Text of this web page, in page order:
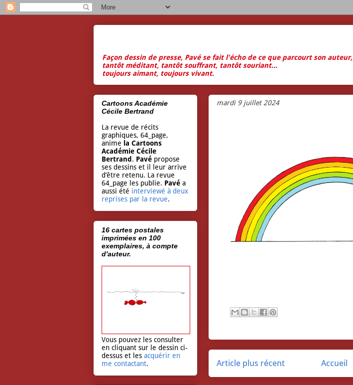
Façon dessin de presse, Pavé se fait l'écho de ce que parcourt son auteur,
tantôt méditant, tantôt souffrant, tantôt souriant...
toujours aimant, toujours vivant.
mardi 9 juillet 2024
Article plus récent Accueil
Cartoons Académie
Cécile Bertrand
La revue de récits
graphiques, 64_page,
anime la Cartoons
Académie Cécile
Bertrand . Pavé propose
ses dessins et il leur arrive
d’être retenu. La revue
64_page les publie. Pavé a
aussi été interviewé à deux
reprises par la revue.
16 cartes postales
imprimées en 100
exemplaires, à compte
d'auteur.
Vous pouvez les consulter
en cliquant sur le dessin ci-
dessus et les acquérir en
me contactant.